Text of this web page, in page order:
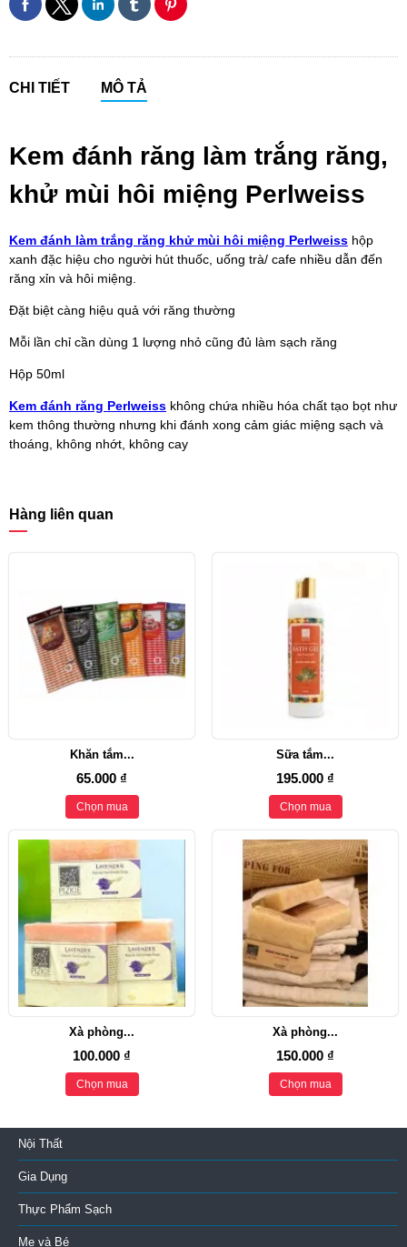
CHI TIẾT MÔ TẢ
Kem đánh răng làm trắng răng,
khử mùi hôi miệng Perlweiss
Kem đánh làm trắng răng khử mùi hôi miệng Perlweiss hộp
xanh đặc hiệu cho người hút thuốc, uống trà/ cafe nhiều dẫn đến
răng xỉn và hôi miệng.
Đặt biệt càng hiệu quả với răng thường
Mỗi lần chỉ cần dùng 1 lượng nhỏ cũng đủ làm sạch răng
Hộp 50ml
Kem đánh răng Perlweiss không chứa nhiều hóa chất tạo bọt như
kem thông thường nhưng khi đánh xong cảm giác miệng sạch và
thoáng, không nhớt, không cay
Hàng liên quan
Khăn tắm...
65.000 ₫
Chọn mua
Sữa tắm...
195.000 ₫
Chọn mua
Xà phòng...
100.000 ₫
Chọn mua
Xà phòng...
150.000 ₫
Chọn mua
Nội Thất
Gia Dụng
Thực Phẩm Sạch
Mẹ và Bé